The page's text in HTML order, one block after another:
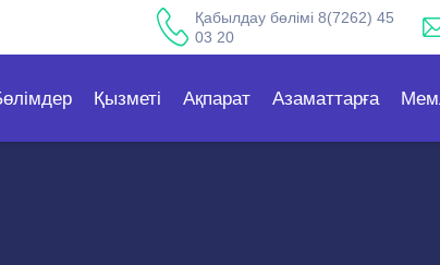
Қабылдау бөлімі 8(7262) 45
03 20
Қызметі Ақпарат Азаматтарға